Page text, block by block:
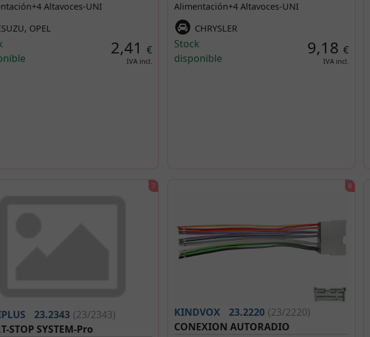
Altavoces-UNI
OPEL
2,41€
IVA incl.
Alimentación+4 Altavoces-UNI
CHRYSLER
Stock
disponible
9,18 €
IVA incl.
23.2343 (23/2343)
STOP SYSTEM-Pro
KINDVOX 23.2220 (23/2220)
CONEXION AUTORADIO